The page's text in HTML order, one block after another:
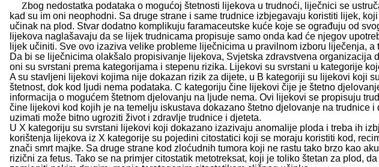
Zbog nedostatka podataka o mogućoj štetnosti lijekova u trudnoći, liječnici se
kad su im oni neophodni. Sa druge strane i same trudnice izbjegavaju koristiti lijek,
učinak na plod. Stvar dodatno komplikuju faramaceutske kuće koje se ograđuju od
lijekova naglašavaju da se lijek trudnicama propisuje samo onda kad će njegov
lijek učiniti. Sve ovo izaziva velike probleme liječnicima u pravilnom izboru liječenja,
Da bi se liječnicima olakšalo propisivanje lijekova, Svjetska zdravstvena organizacija
oni su svrstani prema kategorijama i stepenu rizika. Lijekovi su svrstani u kategorije
A su stavljeni lijekovi kojima nije dokazan rizik za dijete, u B kategoriji su lijekovi koji
štetnost, dok kod ljudi nema podataka. C kategoriju čine lijekovi čije je štetno
informacija o mogućem štetnom djelovanju na ljude nema. Ovi lijekovi se propisuju
čine lijekovi kod kojih je na temelju iskustava dokazano štetno djelovanje na trudnice
uzimati može bitno ugroziti život i zdravlje trudnice i djeteta.
U X kategoriju su svrstani lijekovi koji dokazano izazivaju anomalije ploda i treba ih
korištenja lijekova iz X kategorije su pojedini citostatici koji se moraju koristiti kod,
znači smrt majke. Sa druge strane kod zloćudnih tumora koji ne rastu tako brzo kao
rizični za fetus. Tako se na primjer citostatik metotreksat, koji je toliko štetan za plod,